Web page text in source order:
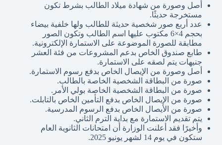
أصل وصورة من شهادة ميلاد الطالب بشرط تكون
مستخرجة حديثًا.
عدد أربع صور شخصية حديثة للطالب ولها خلفية بيضاء
بحجم 4×6 مكتوب عليها اسم الطالب وتكون الصور
مطابقة للصورة الموضوعة على الاستمارة الإلكترونية.
طابع صندوق الخاص بدعم المشروعات من فئة العشر
جنيهات يتم لصقه على الاستمارة.
أصل وصورة من الإيصال الخاص بدفع رسوم الاستمارة.
صورة من البطاقة الشخصية الخاصة بالطالب.
صورة من البطاقة الشخصية الخاصة بولي الأمر.
صورة من الإيصال الخاص بدفع التأمين الخاص بالتابلت.
صورة من الأيصال الخاص بدفع الرسوم المدرسية.
يتم تقديم الاستمارة مع بداية الترم الثاني.
وأخيرًا فقد أعلنت الوزارة أن امتحانات الثانوية العام
ستكون في يوم 14 لشهر يونيو 2025.